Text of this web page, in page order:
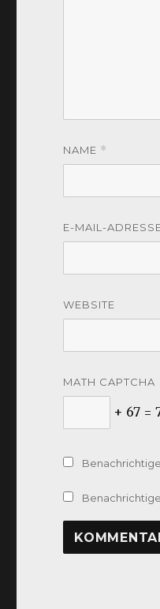
NAME *
E-MAIL-
WEBSITE
MATH CAPTCHA
+ 67 =